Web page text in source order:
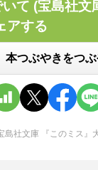
て (宝島社文
アする
本つぶやきをつぶ
島社文庫 『このミス』